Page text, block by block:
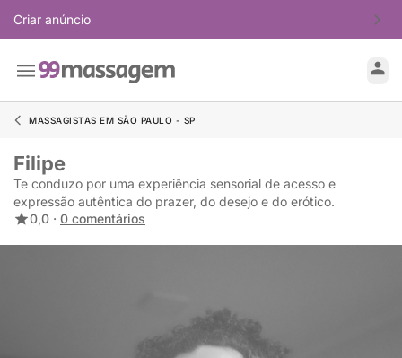
Criar anúncio
MASSAGISTAS EM SÃO PAULO - SP
Filipe
Te conduzo por uma experiência sensorial de acesso e
expressão autêntica do prazer, do desejo e do erótico.
0,0 · 0 comentários